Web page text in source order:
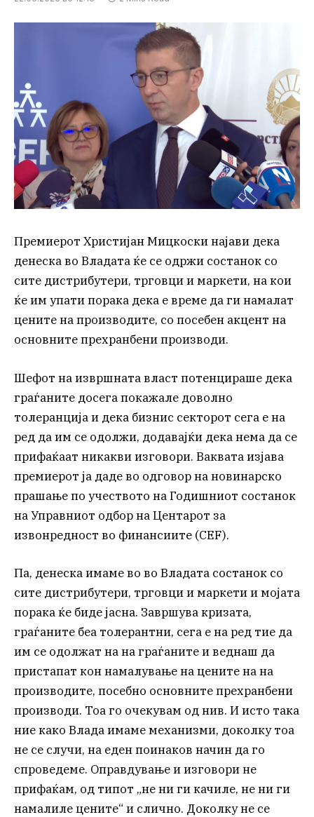
Премиерот Христијан Мицкоски најави дека
денеска во Владата ќе се одржи состанок со
сите дистрибутери, трговци и маркети, на кои
ќе им упати порака дека е време да ги намалат
цените на производите, со посебен акцент на
основните прехранбени производи.
Шефот на извршната власт потенцираше дека
граѓаните досега покажале доволно
толеранција и дека бизнис секторот сега е на
ред да им се одолжи, додавајќи дека нема да се
прифаќаат никакви изговори. Ваквата изјава
премиерот ја даде во одговор на новинарско
прашање по учеството на Годишниот состанок
на Управниот одбор на Центарот за
извонредност во финансиите (CEF).
Па, денеска имаме во во Владата состанок со
сите дистрибутери, трговци и маркети и мојата
порака ќе биде јасна. Завршува кризата,
граѓаните беа толерантни, сега е на ред тие да
им се одолжат на на граѓаните и веднаш да
пристапат кон намалување на цените на на
производите, посебно основните прехранбени
производи. Тоа го очекувам од нив. И исто така
ние како Влада имаме механизми, доколку тоа
не се случи, на еден поинаков начин да го
спроведеме. Оправдување и изговори не
прифаќам, од типот „не ни ги качиле, не ни ги
намалиле цените“ и слично. Доколку не се